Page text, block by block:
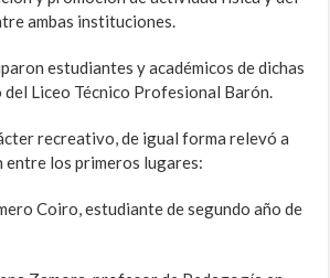
ambas instituciones.
estudiantes y académicos de dichas
del Liceo Técnico Profesional Barón.
recreativo, de igual forma relevó a
entre los primeros lugares:
Coiro, estudiante de segundo año de